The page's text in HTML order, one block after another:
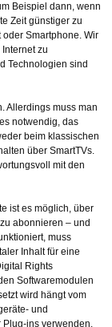
Beispiel dann, wenn
Zeit günstiger zu
oder Smartphone. Wir
zu
Technologien sind
Allerdings muss man
notwendig, das
beim klassischen
über SmartTVs.
mit den
ist es möglich, über
abonnieren – und
muss
Inhalt für eine
Rights
Softwaremodulen
wird hängt vom
und
ins verwenden.